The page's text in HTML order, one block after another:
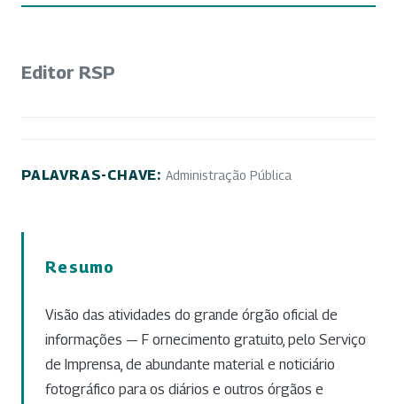
Editor RSP
PALAVRAS-CHAVE: Administração Pública
Resumo
Visão das atividades do grande órgão oficial de
informações — F ornecimento gratuito, pelo Serviço
de Imprensa, de abundante material e noticiário
fotográfico para os diários e outros órgãos e